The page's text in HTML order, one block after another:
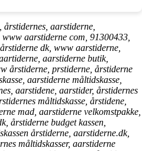
aarstiderne,
aarstiderne com, 91300433,
dk, www aarstiderne,
aarstiderne butik,
årstiderne, prstiderne, årstiderne
aarstiderne måltidskasse,
aarstidene, aarstider, årstidernes
måltidskasse, årstidene,
mad, aarstiderne velkomstpakke,
årstiderne budget kassen,
årstiderne, aarstiderne.dk,
måltidskasser, aarstiderne